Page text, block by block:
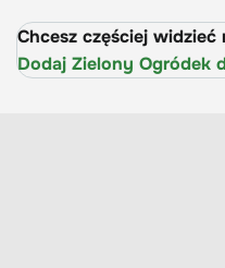
Chcesz częściej
Dodaj Zielony Ogródek